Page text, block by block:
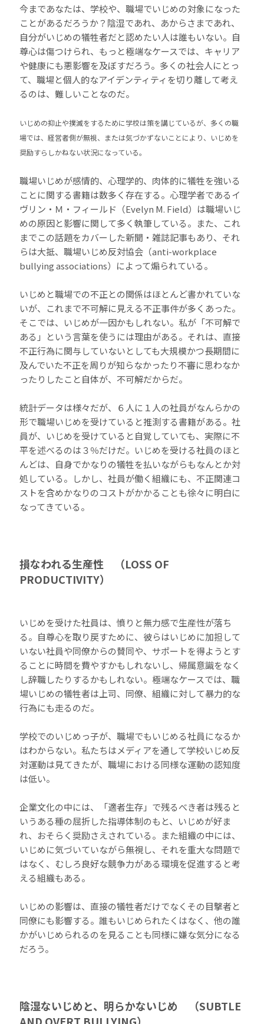
今まであなたは、学校や、職場でいじめの対象になった
ことがあるだろうか？陰湿であれ、あからさまであれ、
自分がいじめの犠牲者だと認めたい人は誰もいない。自
尊心は傷つけられ、もっと極端なケースでは、キャリア
や健康にも悪影響を及ぼすだろう。多くの社会人にとっ
て、職場と個人的なアイデンティティを切り離して考え
るのは、難しいことなのだ。
いじめの抑止や撲滅をするために学校は策を講じているが、多くの職
場では、経営者側が無視、または気づかずないことにより、いじめを
奨励すらしかねない状況になっている。
職場いじめが感情的、心理学的、肉体的に犠牲を強いる
ことに関する書籍は数多く存在する。心理学者であるイ
ヴリン・Ｍ・フィールド（Evelyn M. Field）は職場いじ
めの原因と影響に関して多く執筆している。また、これ
までこの話題をカバーした新聞・雑誌記事もあり、それ
らは大抵、職場いじめ反対協会（anti-workplace
bullying associations）によって煽られている。
いじめと職場での不正との関係はほとんど書かれていな
いが、これまで不可解に見える不正事件が多くあった。
そこでは、いじめが一因かもしれない。私が「不可解で
ある」という言葉を使うには理由がある。それは、直接
不正行為に関与していないとしても大規模かつ長期間に
及んでいた不正を周りが知らなかったり不審に思わなか
ったりしたこと自体が、不可解だからだ。
統計データは様々だが、６人に１人の社員がなんらかの
形で職場いじめを受けていると推測する書籍がある。社
員が、いじめを受けていると自覚していても、実際に不
平を述べるのは３％だけだ。いじめを受ける社員のほと
んどは、自身でかなりの犠牲を払いながらもなんとか対
処している。しかし、社員が働く組織にも、不正関連コ
ストを含めかなりのコストがかかることも徐々に明白に
なってきている。
損なわれる生産性 （LOSS OF
PRODUCTIVITY）
いじめを受けた社員は、憤りと無力感で生産性が落ち
る。自尊心を取り戻すために、彼らはいじめに加担して
いない社員や同僚からの賛同や、サポートを得ようとす
ることに時間を費やすかもしれないし、帰属意識をなく
し辞職したりするかもしれない。極端なケースでは、職
場いじめの犠牲者は上司、同僚、組織に対して暴力的な
行為にも走るのだ。
学校でのいじめっ子が、職場でもいじめる社員になるか
はわからない。私たちはメディアを通して学校いじめ反
対運動は見てきたが、職場における同様な運動の認知度
は低い。
企業文化の中には、「適者生存」で残るべき者は残ると
いうある種の屈折した指導体制のもと、いじめが好ま
れ、おそらく奨励さえされている。また組織の中には、
いじめに気づいていながら無視し、それを重大な問題で
はなく、むしろ良好な競争力がある環境を促進すると考
える組織もある。
いじめの影響は、直接の犠牲者だけでなくその目撃者と
同僚にも影響する。誰もいじめられたくはなく、他の誰
かがいじめられるのを見ることも同様に嫌な気分になる
だろう。
陰湿ないじめと、明らかないじめ （SUBTLE